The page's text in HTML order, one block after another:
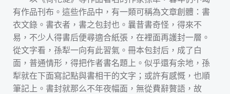
有作品刊布。這些作品中，有一類可稱為文章創體：書
衣文錄。書衣者，書之包封也。曩昔書奇怪，得來不
易，不少人得書后便尋適合紙張，在裡面再護封一層。
從文字看，孫犁一向有此習氣。冊本包封后，成了白
面，普通情形，得把作者書名題上。似乎還有余地，孫
犁就在下面寫記點與書相干的文字；或許有感慨，也順
筆記上。書封就那么不年夜幅面，無從費辭贅語，故